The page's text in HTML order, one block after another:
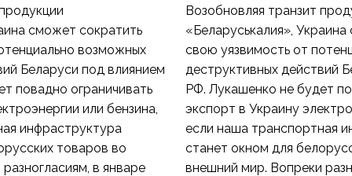
сможет сократить
возможных
Беларуси под влиянием
повадно ограничивать
или бензина,
инфраструктура
товаров во
в январе
Возобновляя транзит
«Беларуськалия»,
свою уязвимость от
деструктивных действий
РФ. Лукашенко не будет
экспорт в Украину
если наша транспортная
станет окном для
внешний мир. Вопреки